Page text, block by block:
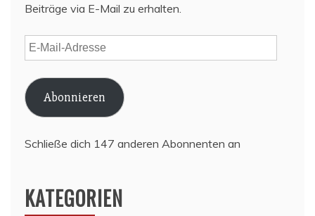
Beiträge via E-Mail zu erhalten.
E-
Mail-
Adresse
Abonnieren
Schließe dich 147 anderen Abonnenten an
KATEGORIEN